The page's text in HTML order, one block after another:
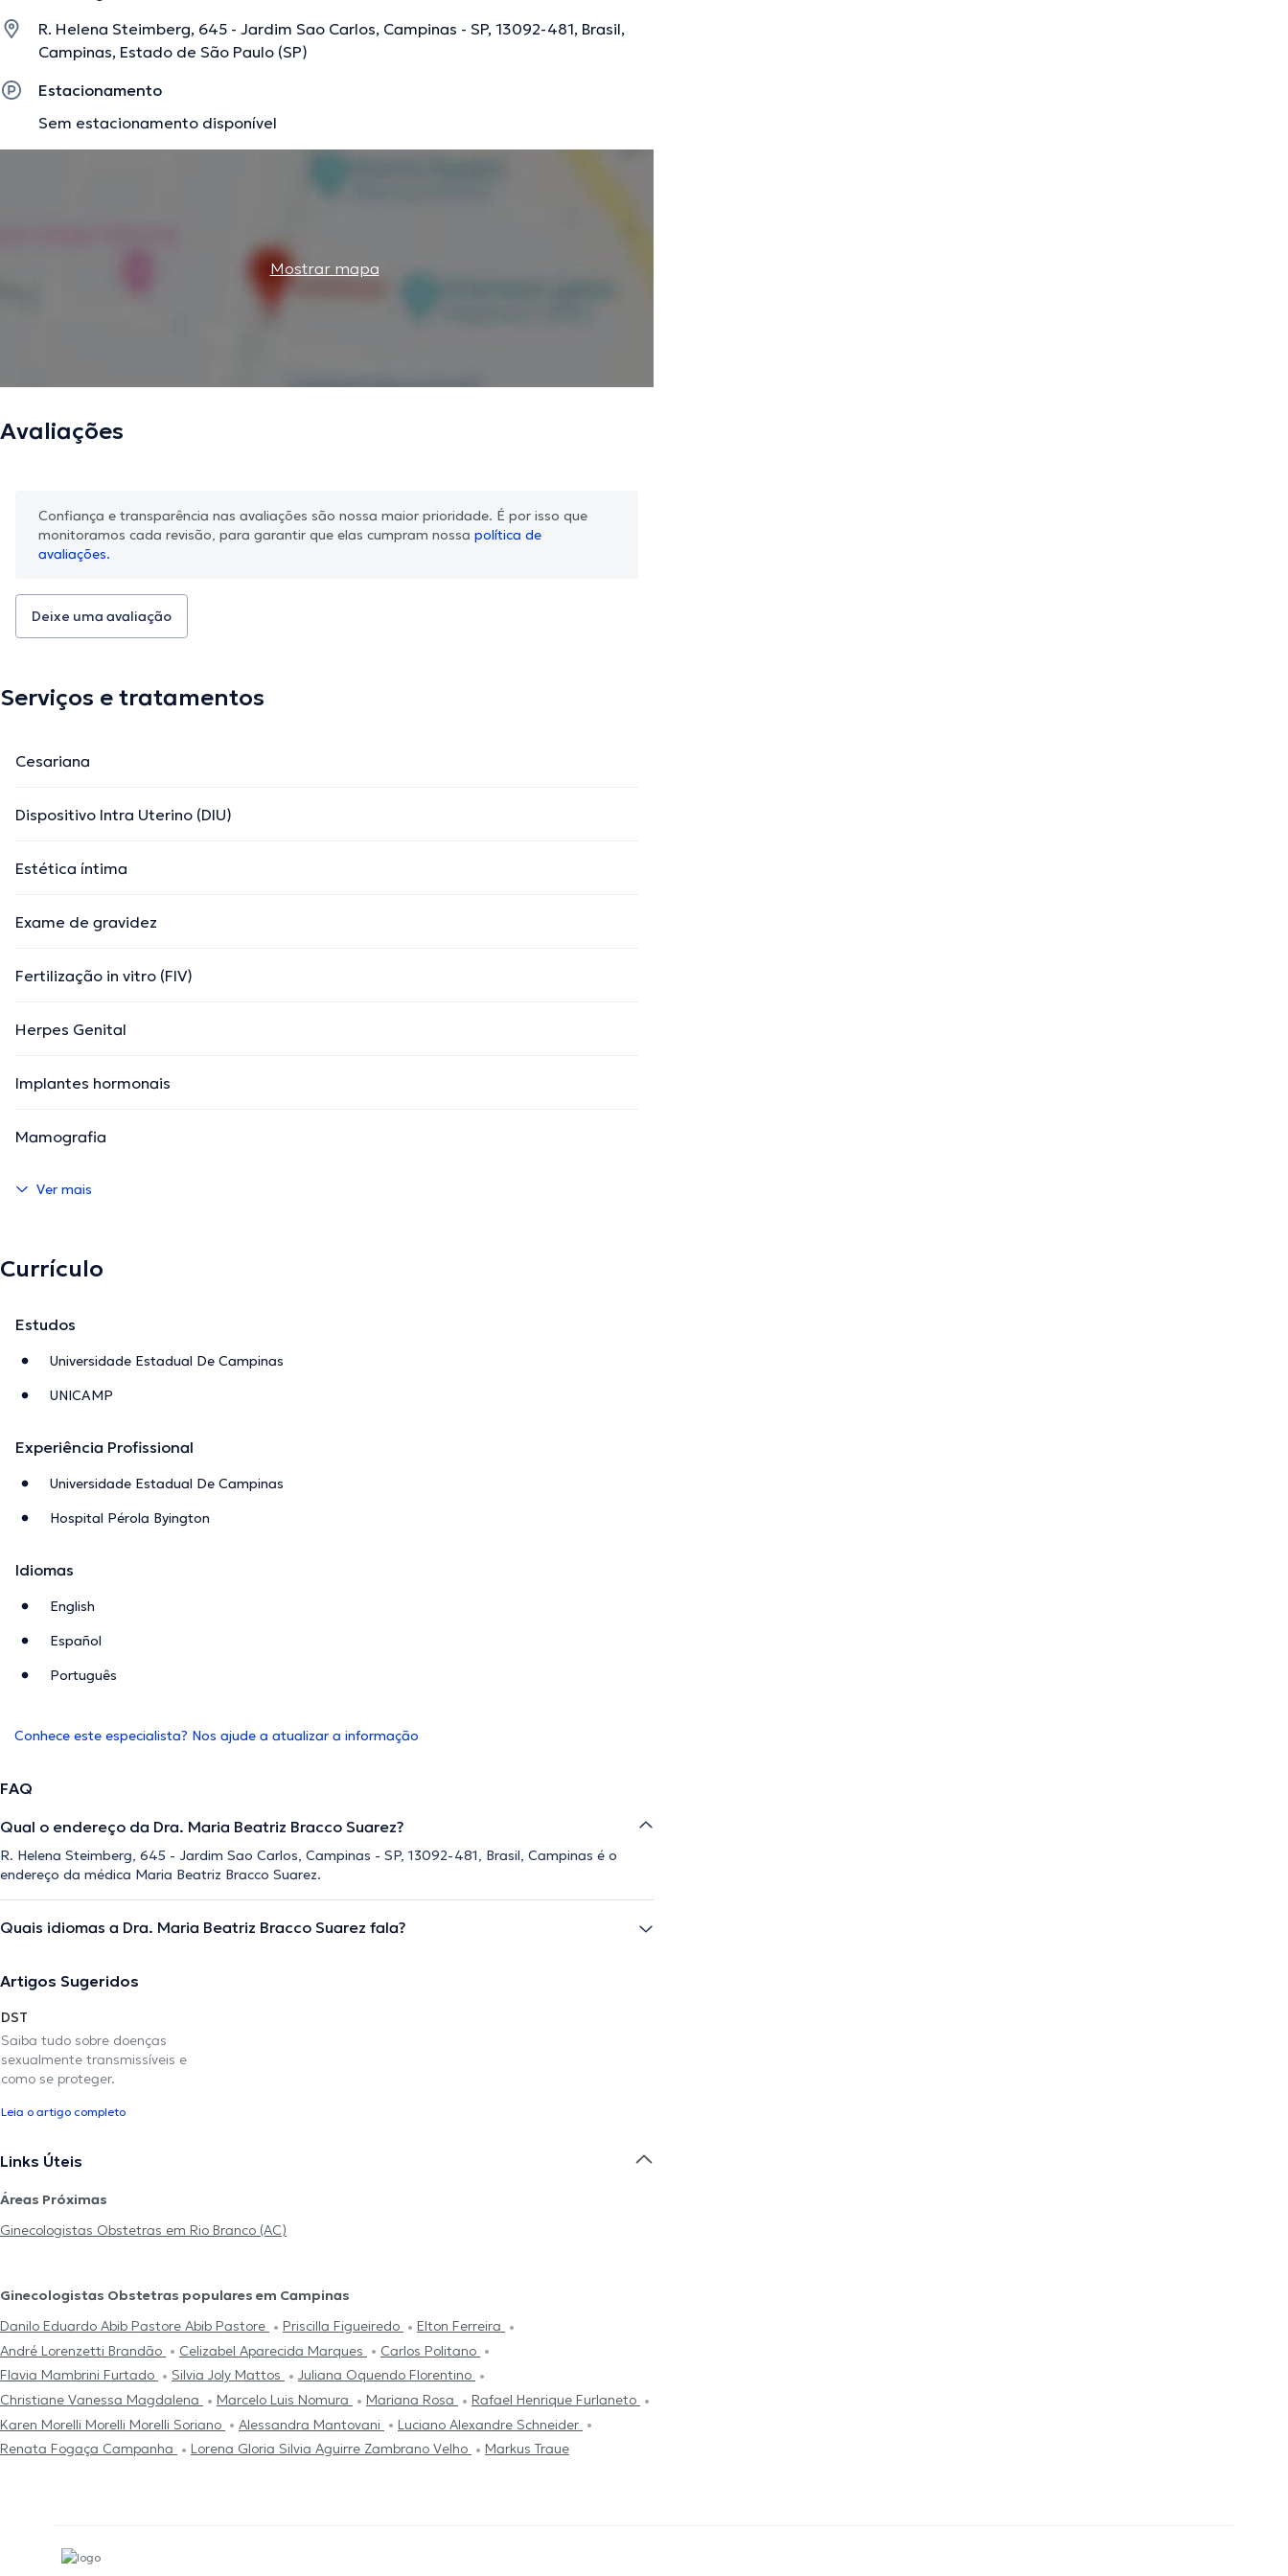
R. Helena Steimberg, 645 - Jardim Sao Carlos, Campinas - SP, 13092-481, Brasil,
Campinas, Estado de São Paulo (SP)
Estacionamento
Sem estacionamento disponível
Mostrar mapa
Avaliações
Confiança e transparência nas avaliações são nossa maior prioridade. É por isso que
monitoramos cada revisão, para garantir que elas cumpram nossa política de
avaliações.
Deixe uma avaliação
Serviços e tratamentos
Cesariana
Dispositivo Intra Uterino (DIU)
Estética íntima
Exame de gravidez
Fertilização in vitro (FIV)
Herpes Genital
Implantes hormonais
Mamografia
Ver mais
Currículo
Estudos
Universidade Estadual De Campinas
UNICAMP
Experiência Profissional
Universidade Estadual De Campinas
Hospital Pérola Byington
Idiomas
English
Español
Português
Conhece este especialista? Nos ajude a atualizar a informação
FAQ
Qual o endereço da Dra. Maria Beatriz Bracco Suarez?
R. Helena Steimberg, 645 - Jardim Sao Carlos, Campinas - SP, 13092-481, Brasil, Campinas é o
endereço da médica Maria Beatriz Bracco Suarez.
Quais idiomas a Dra. Maria Beatriz Bracco Suarez fala?
Artigos Sugeridos
DST
Saiba tudo sobre doenças
sexualmente transmissíveis e
como se proteger.
Leia o artigo completo
Links Úteis
Áreas Próximas
Ginecologistas Obstetras em Rio Branco (AC)
Ginecologistas Obstetras populares em Campinas
Danilo Eduardo Abib Pastore Abib Pastore
Priscilla Figueiredo
Elton Ferreira
André Lorenzetti Brandão
Celizabel Aparecida Marques
Carlos Politano
Flavia Mambrini Furtado
Silvia Joly Mattos
Juliana Oquendo Florentino
Christiane Vanessa Magdalena
Marcelo Luis Nomura Mariana Rosa
Rafael Henrique Furlaneto
Karen Morelli Morelli Morelli Soriano
Alessandra Mantovani
Luciano Alexandre Schneider
Renata Fogaça Campanha
Lorena Gloria Silvia Aguirre Zambrano Velho Markus Traue